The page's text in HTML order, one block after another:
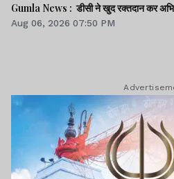
Gumla News : डीसी ने खुद रक्तदान कर
Aug 06, 2026 07:50 PM